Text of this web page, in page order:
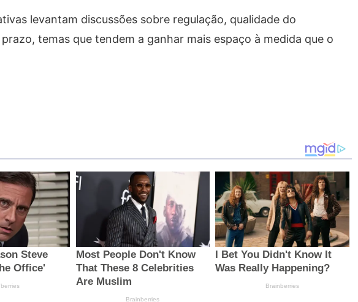
levantam discussões sobre regulação, qualidade do
temas que tendem a ganhar mais espaço à medida que o